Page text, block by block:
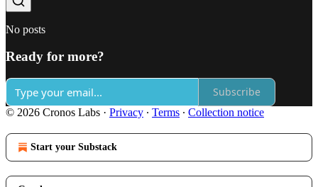
No posts
Ready for more?
Subscribe
© 2026 Cronos Labs · Privacy ∙ Terms ∙ Collection notice
Start your Substack